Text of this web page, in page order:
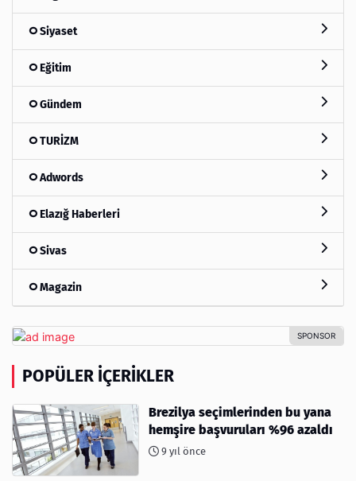
Siyaset
Eğitim
Gündem
TURİZM
Adwords
Elazığ Haberleri
Sivas
Magazin
POPÜLER İÇERIKLER
Brezilya seçimlerinden bu yana
hemşire başvuruları %96 azaldı
9 yıl önce